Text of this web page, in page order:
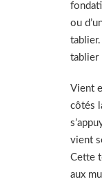
ou
tablier.
tablier
Vient
côtés
vient
Cette
aux